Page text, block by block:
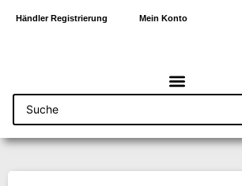
Händler Registrierung Mein Konto